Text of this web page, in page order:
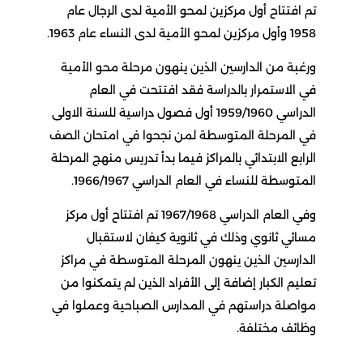
تم افتتاح أول مركزين لمحو الأمية لدى الرجال عام
1958 وأول مركزين لمحو الأمية لدى النساء عام 1963.
ورغبة من الدارسين الذين ينهون مرحلة محو الأمية
في الاستمرار بالدراسة فقد افتتحت في العام
الدراسي 1959/1960 أول فصول دراسية للسنة الاولى
في المرحلة المتوسطة لمن نجحوا في امتحان الصف
الرابع الابتدائي بالمراكز فيما بدأ تدريس منهج المرحلة
المتوسطة للنساء في العام الدراسي 1966/1967.
وفي العام الدراسي 1967/1968 تم افتتاح أول مركز
مسائي ثانوي وذلك في ثانوية كيفان لاستقبال
الدارسين الذين ينهون المرحلة المتوسطة في مراكز
تعليم الكبار إضافة إلى الأفراد الذين لم يتمكنوا من
مواصلة دراستهم في المدارس الصباحية وعملوا في
وظائف مختلفة.